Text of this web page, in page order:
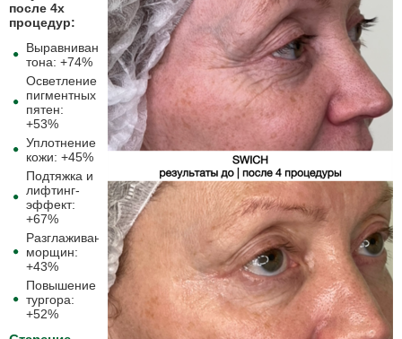
после 4х
процедур:
Выравнивание
тона: +74%
Осветление
пигментных
пятен:
+53%
Уплотнение
кожи: +45%
Подтяжка и
лифтинг-
эффект:
+67%
Разглаживание
морщин:
+43%
Повышение
тургора:
+52%